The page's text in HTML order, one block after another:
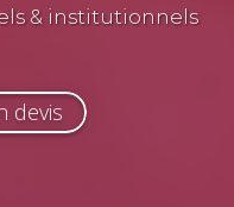
& institutionnels
devis